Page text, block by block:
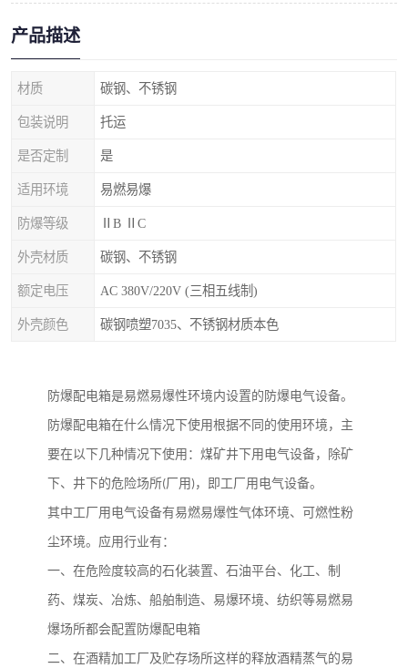
产品描述
材质 碳钢、不锈钢
包装说明 托运
是否定制 是
适用环境 易燃易爆
防爆等级 ⅡB ⅡC
外壳材质 碳钢、不锈钢
额定电压 AC 380V/220V (三相五线制)
外壳颜色 碳钢喷塑7035、不锈钢材质本色
防爆配电箱是易燃易爆性环境内设置的防爆电气设备。
防爆配电箱在什么情况下使用根据不同的使用环境，主
要在以下几种情况下使用：煤矿井下用电气设备，除矿
下、井下的危险场所(厂用 )，即工厂用电气设备。
其中工厂用电气设备有易燃易爆性气体环境、可燃性粉
尘环境。应用行业有：
一、在危险度较高的石化装置、石油平台、化工、制
药、煤炭、冶炼、船舶制造、易爆环境、纺织等易燃易
爆场所都会配置防爆配电箱
二、在酒精加工厂及贮存场所这样的释放酒精蒸气的易